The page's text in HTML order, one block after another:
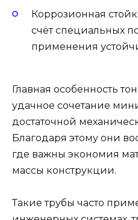
Коррозионная
счёт специальных
применения
Главная особенность
удачное сочетание
достаточной
Благодаря этому они
где важны экономия
массы конструкции.
Такие трубы часто